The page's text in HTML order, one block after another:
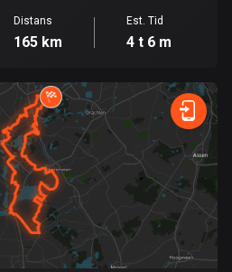
Distans
165 km
Est. Tid
4 t 6 m